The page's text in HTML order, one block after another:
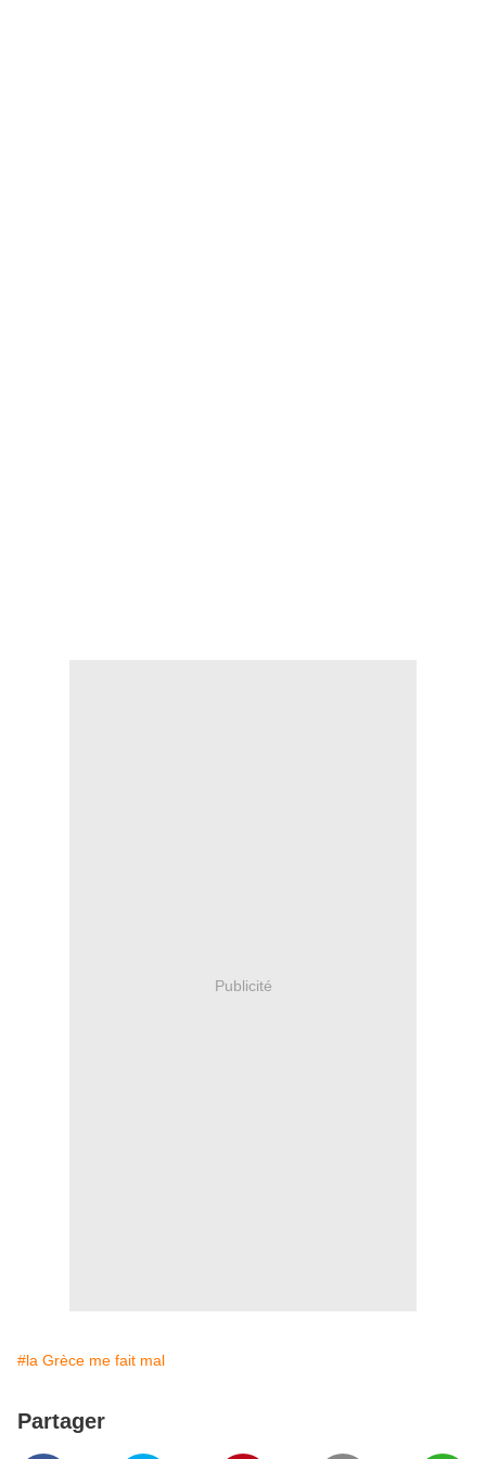
Publicité
#la Grèce me fait mal
Partager